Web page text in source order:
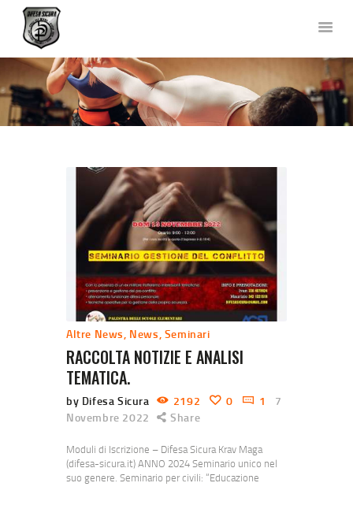
DIFESA SICURA KRAV MAGA
Corsi di Difesa Personale a Bergamo
HOME
CHI SIAMO
NEWS
FOTO E VIDEO
TEAM
COLLABORAZIONI
DOVE SIAMO
CONTATTACI
Altre News, News, Seminari
RACCOLTA NOTIZIE E ANALISI
TEMATICA.
by Difesa Sicura 2192 0 1
7
Novembre 2022
Share
Moduli di Iscrizione – Difesa Sicura Krav Maga
(difesa-sicura.it) ANNO 2024 Seminario unico nel
suo genere. Seminario per civili: “Educazione